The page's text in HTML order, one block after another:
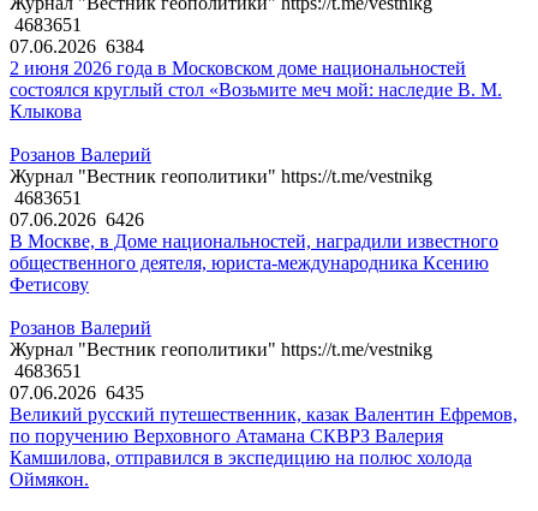
4683651
07.06.2026 6384
2 июня 2026 года в Московском доме национальностей
состоялся круглый стол «Возьмите меч мой: наследие В. М.
Клыкова
Розанов Валерий
Журнал "Вестник геополитики" https://t.me/vestnikg
4683651
07.06.2026 6426
В Москве, в Доме национальностей, наградили известного
общественного деятеля, юриста-международника Ксению
Фетисову
Розанов Валерий
Журнал "Вестник геополитики" https://t.me/vestnikg
4683651
07.06.2026 6435
Великий русский путешественник, казак Валентин Ефремов,
по поручению Верховного Атамана СКВРЗ Валерия
Камшилова, отправился в экспедицию на полюс холода
Оймякон.